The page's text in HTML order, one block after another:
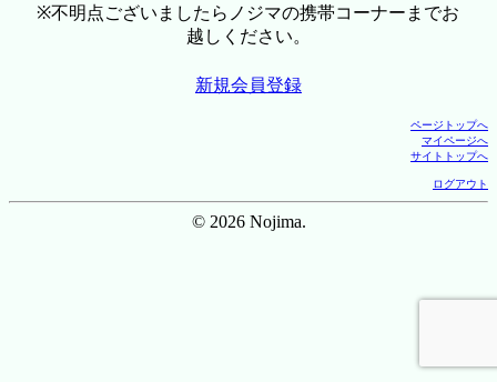
※不明点ございましたらノジマの携帯コーナーまでお
越しください。
新規会員登録
ページトップへ
マイページへ
サイトトップへ
ログアウト
© 2026 Nojima.